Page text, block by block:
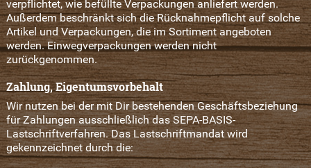
verpflichtet, wie befüllte Verpackungen anliefert werden.
Außerdem beschränkt sich die Rücknahmepflicht auf solche
Artikel und Verpackungen, die im Sortiment angeboten
werden. Einwegverpackungen werden nicht
zurückgenommen.
Zahlung, Eigentumsvorbehalt
Wir nutzen bei der mit Dir bestehenden Geschäftsbeziehung
für Zahlungen ausschließlich das SEPA-BASIS-
Lastschriftverfahren. Das Lastschriftmandat wird
gekennzeichnet durch die: